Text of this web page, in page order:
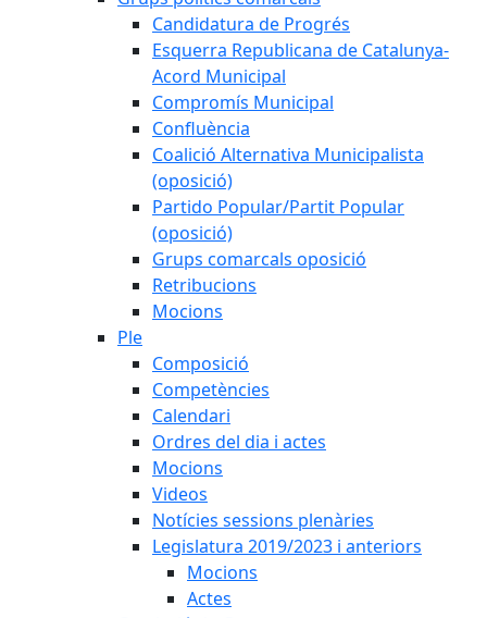
Candidatura de Progrés
Esquerra Republicana de Catalunya-
Acord Municipal
Compromís Municipal
Confluència
Coalició Alternativa Municipalista
(oposició)
Partido Popular/Partit Popular
(oposició)
Grups comarcals oposició
Retribucions
Mocions
Ple
Composició
Competències
Calendari
Ordres del dia i actes
Mocions
Videos
Notícies sessions plenàries
Legislatura 2019/2023 i anteriors
Mocions
Actes